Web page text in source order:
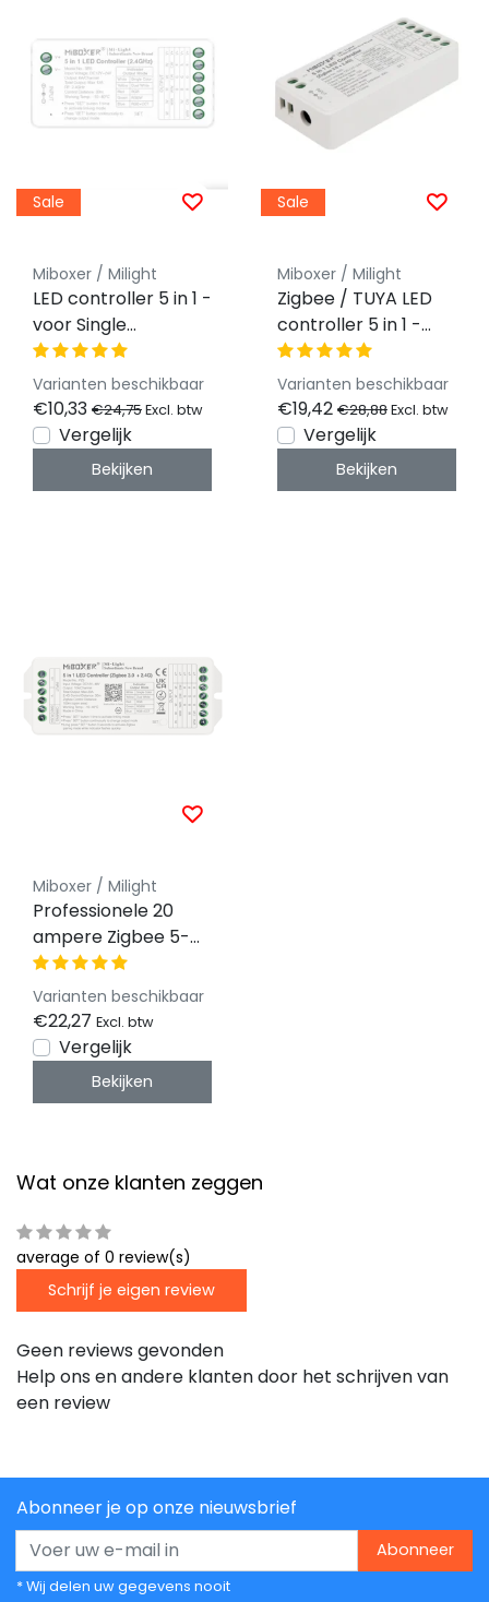
Sale
Miboxer / Milight
LED controller 5 in 1 -
voor Single
Color/Dual
White/RGB/RGBW/RGBWW/RGBCCT
LED strips 12-24v -
SR5
Varianten beschikbaar
€10,33 €24,75Excl. btw
Vergelijk
Bekijken
Sale
Miboxer / Milight
Zigbee / TUYA LED
controller 5 in 1 -
voor Single
Color/Dual
White/RGB/RGBW/
LED strips 12-24v -
SZ5
Varianten beschikbaar
€19,42 €28,88Excl. btw
Vergelijk
Bekijken
Miboxer / Milight
Professionele 20
ampere Zigbee 5-
in-1 LED controller
voor Single
Color/Dual
White/RGB/RGBW/RGBWW/RGBCCT
LED strips 12-24-48v
Varianten beschikbaar
€22,27 Excl. btw
Vergelijk
Bekijken
Wat onze klanten zeggen
average of 0 review(s)
Schrijf je eigen review
Geen reviews gevonden
Help ons en andere klanten door het schrijven van
een review
Abonneer je op onze nieuwsbrief
Abonneer
* Wij delen uw gegevens nooit